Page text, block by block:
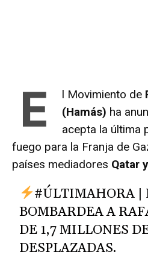
E l Movimiento de
(Hamás) ha
acepta la última
fuego para la Franja de
países mediadores Qatar
#ÚLTIMAHORA |
BOMBARDEA A
DE 1,7 MILLONES
DESPLAZADAS.